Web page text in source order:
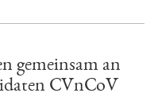
gemeinsam an
CVnCoV